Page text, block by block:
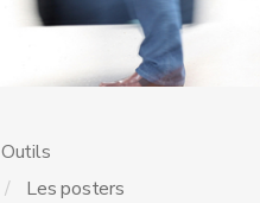
Outils
Les posters